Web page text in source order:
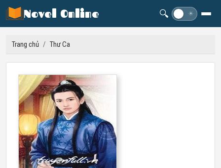
Novel Online 🔍 ☀
Trang chủ / Thư Ca